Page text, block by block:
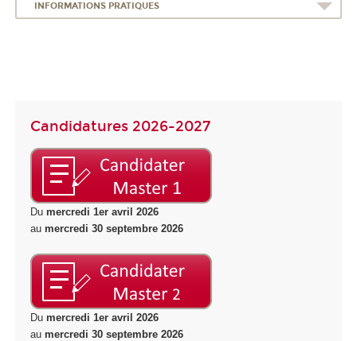
INFORMATIONS PRATIQUES
Candidatures 2026-2027
Du mercredi 1er avril 2026
au mercredi 30 septembre 2026
Du mercredi 1er avril 2026
au mercredi 30 septembre 2026